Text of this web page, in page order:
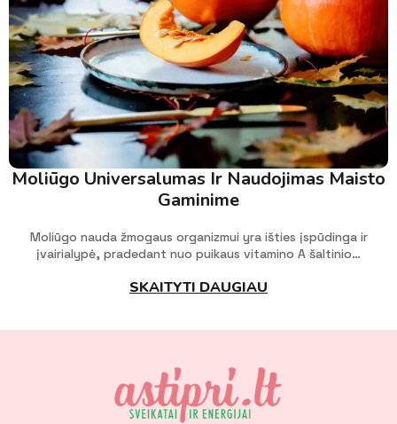
Moliūgo Universalumas Ir Naudojimas Maisto
Gaminime
Moliūgo nauda žmogaus organizmui yra išties įspūdinga ir
įvairialypė, pradedant nuo puikaus vitamino A šaltinio…
SKAITYTI DAUGIAU